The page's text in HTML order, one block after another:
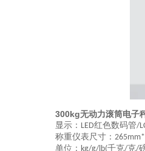
300kg无动力滚筒电子
显示： LED红色数码管/
称重仪表尺寸：
单位： kg/g/lb(千克/克/